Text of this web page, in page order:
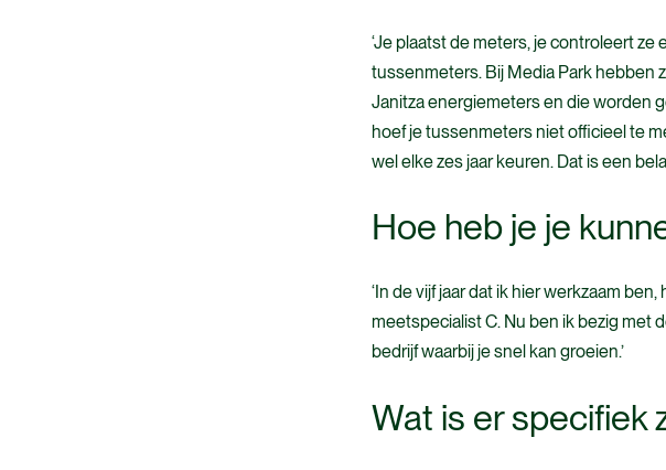
‘Je plaatst de meters, je controleert
tussenmeters. Bij Media Park hebben
Janitza energiemeters en die worden
hoef je tussenmeters niet officieel te
wel elke zes jaar keuren. Dat is een
Hoe heb je je
‘In de vijf jaar dat ik hier werkzaam
meetspecialist C. Nu ben ik bezig met
bedrijf waarbij je snel kan groeien.’
Wat is er specifiek